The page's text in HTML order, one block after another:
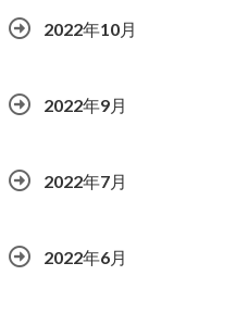
2022年10月
2022年9月
2022年7月
2022年6月